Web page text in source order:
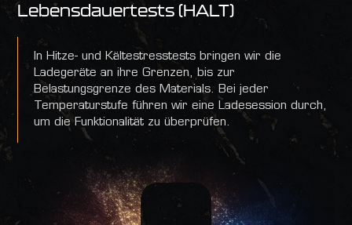
Lebensdauertests (HALT)
In Hitze- und Kältestresstests bringen wir die
Ladegeräte an ihre Grenzen, bis zur
Belastungsgrenze des Materials. Bei jeder
Temperaturstufe führen wir eine Ladesession durch,
um die Funktionalität zu überprüfen.